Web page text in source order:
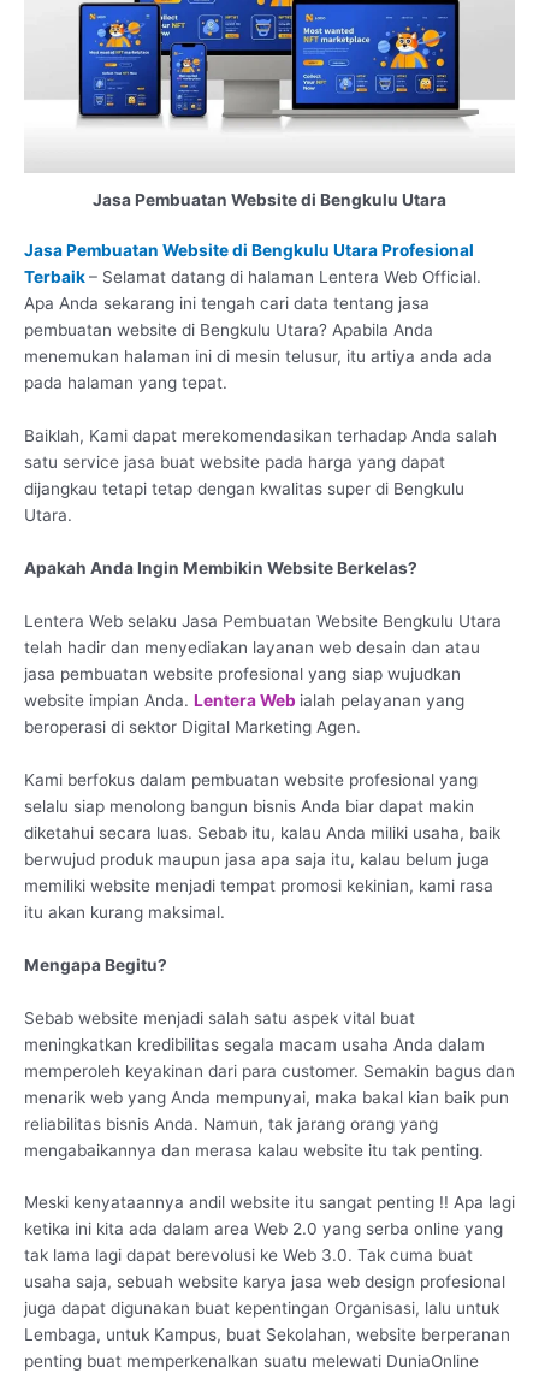
Jasa Pembuatan Website di Bengkulu Utara
Jasa Pembuatan Website di Bengkulu Utara Profesional
Terbaik– Selamat datang di halaman Lentera Web Official.
Apa Anda sekarang ini tengah cari data tentang jasa
pembuatan website di Bengkulu Utara? Apabila Anda
menemukan halaman ini di mesin telusur, itu artiya anda ada
pada halaman yang tepat.
Baiklah, Kami dapat merekomendasikan terhadap Anda salah
satu service jasa buat website pada harga yang dapat
dijangkau tetapi tetap dengan kwalitas super di Bengkulu
Utara.
Apakah Anda Ingin Membikin Website Berkelas?
Lentera Web selaku Jasa Pembuatan Website Bengkulu Utara
telah hadir dan menyediakan layanan web desain dan atau
jasa pembuatan website profesional yang siap wujudkan
website impian Anda. Lentera Web ialah pelayanan yang
beroperasi di sektor Digital Marketing Agen.
Kami berfokus dalam pembuatan website profesional yang
selalu siap menolong bangun bisnis Anda biar dapat makin
diketahui secara luas. Sebab itu, kalau Anda miliki usaha, baik
berwujud produk maupun jasa apa saja itu, kalau belum juga
memiliki website menjadi tempat promosi kekinian, kami rasa
itu akan kurang maksimal.
Mengapa Begitu?
Sebab website menjadi salah satu aspek vital buat
meningkatkan kredibilitas segala macam usaha Anda dalam
memperoleh keyakinan dari para customer. Semakin bagus dan
menarik web yang Anda mempunyai, maka bakal kian baik pun
reliabilitas bisnis Anda. Namun, tak jarang orang yang
mengabaikannya dan merasa kalau website itu tak penting.
Meski kenyataannya andil website itu sangat penting !! Apa lagi
ketika ini kita ada dalam area Web 2.0 yang serba online yang
tak lama lagi dapat berevolusi ke Web 3.0. Tak cuma buat
usaha saja, sebuah website karya jasa web design profesional
juga dapat digunakan buat kepentingan Organisasi, lalu untuk
Lembaga, untuk Kampus, buat Sekolahan, website berperanan
penting buat memperkenalkan suatu melewati DuniaOnline